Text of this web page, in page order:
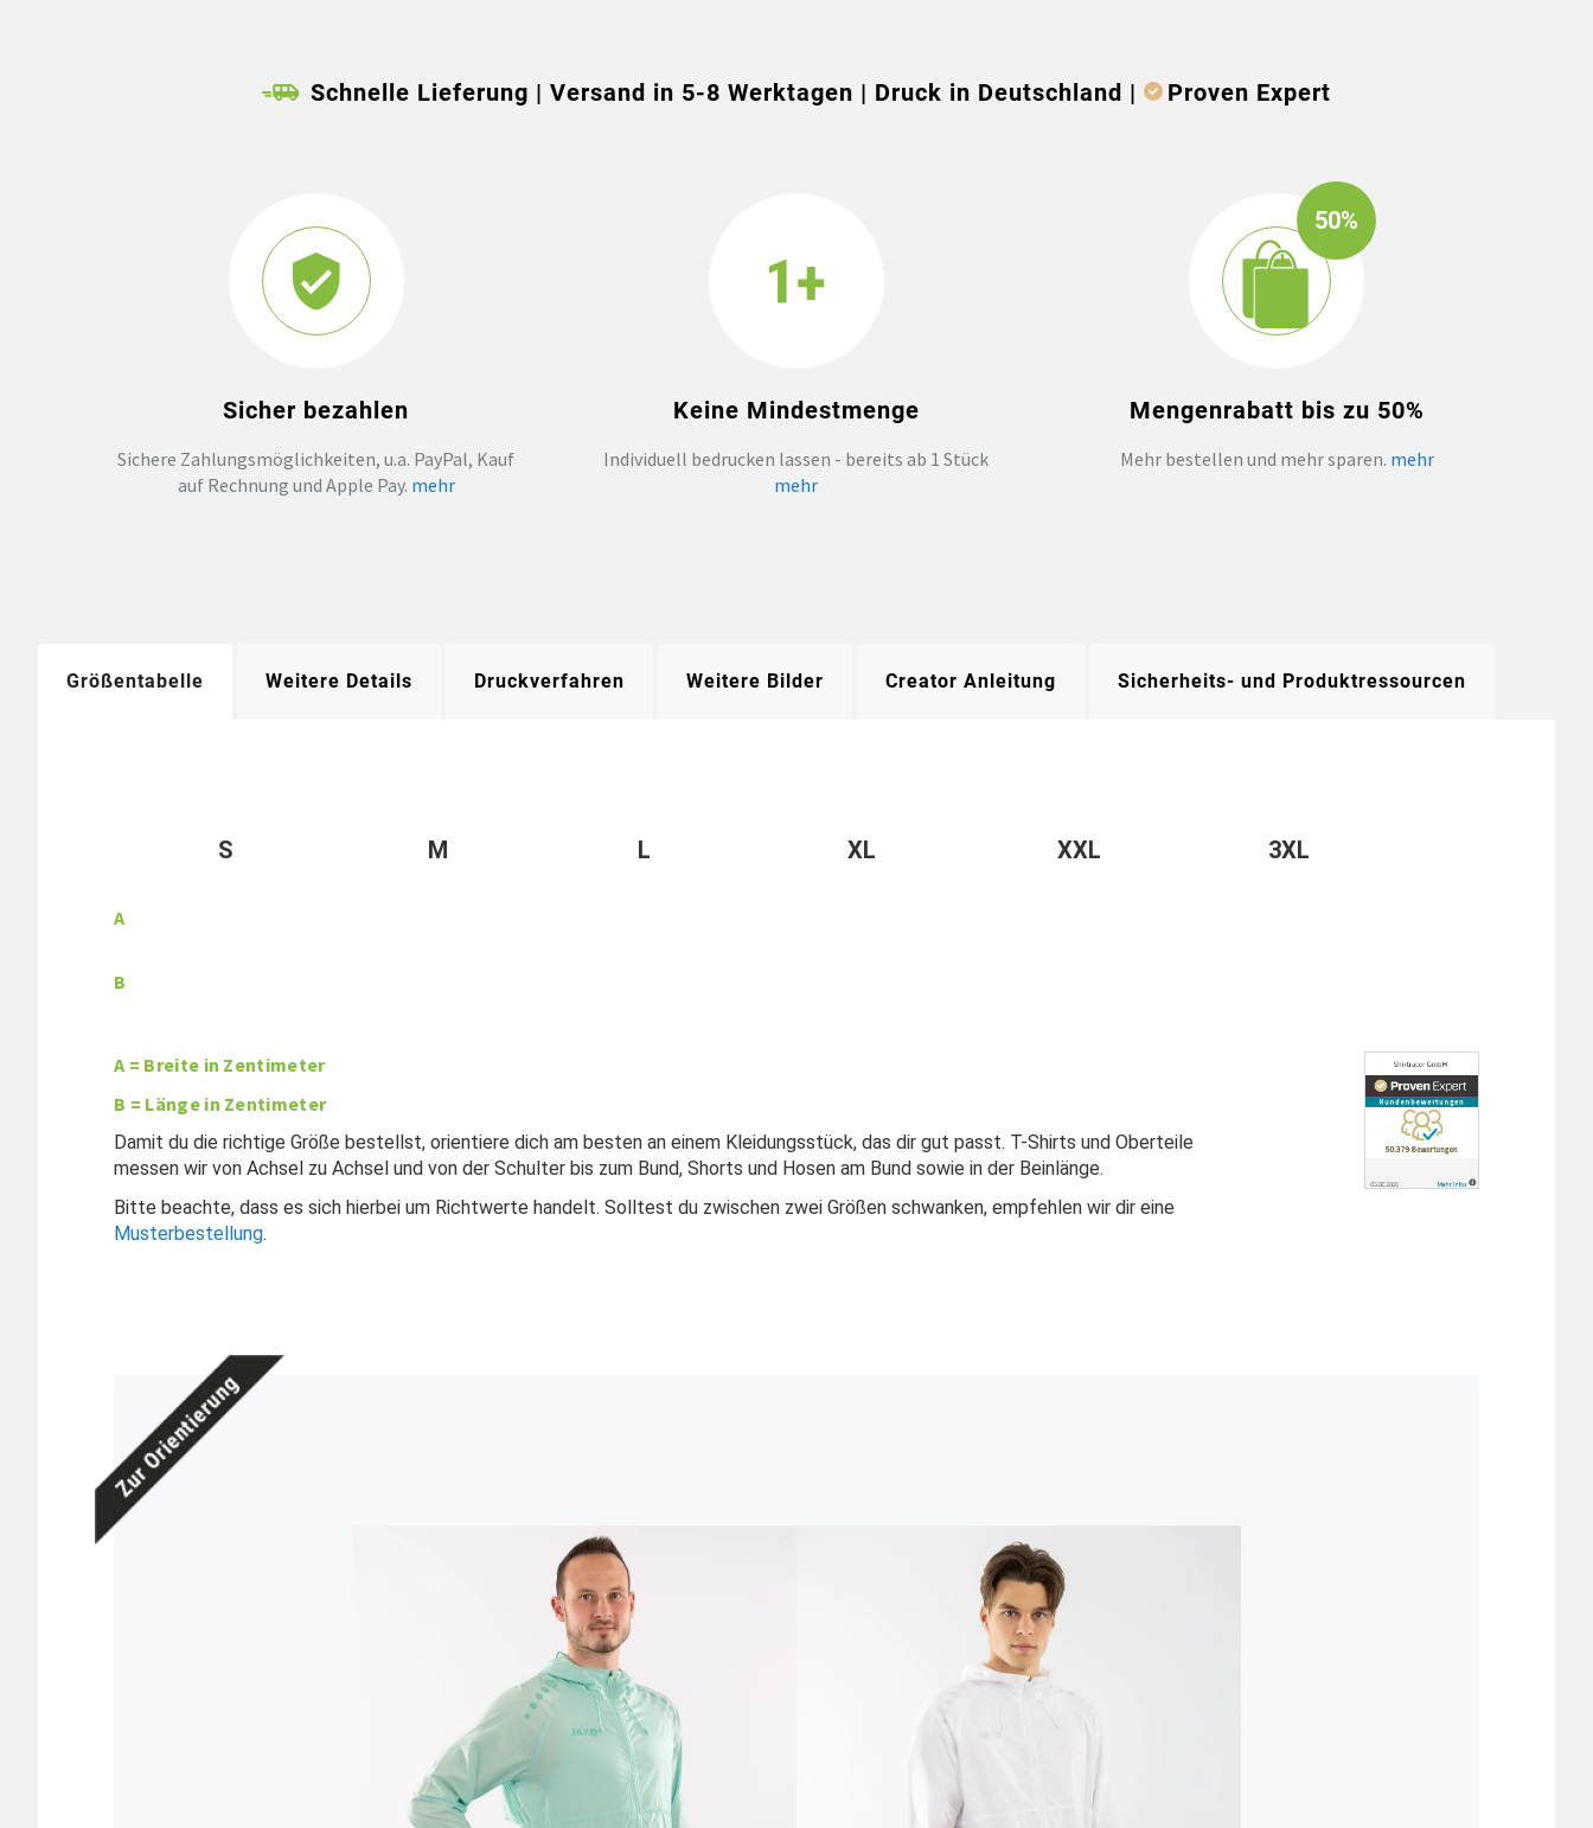
Schnelle Lieferung | Versand in 5-8 Werktagen | Druck in Deutschland | Proven Expert
Sicher bezahlen
Sichere Zahlungsmöglichkeiten, u.a. PayPal, Kauf
auf Rechnung und Apple Pay. mehr
Keine Mindestmenge
Individuell bedrucken lassen - bereits ab 1 Stück
mehr
50%
Mengenrabatt bis zu 50%
Mehr bestellen und mehr sparen. mehr
Größentabelle Weitere Details Druckverfahren Weitere Bilder Creator Anleitung Sicherheits- und Produktressourcen
S M L XL XXL 3XL
A
B
A = Breite in Zentimeter
B = Länge in Zentimeter
Damit du die richtige Größe bestellst, orientiere dich am besten an einem Kleidungsstück, das dir gut passt. T-Shirts und Oberteile
messen wir von Achsel zu Achsel und von der Schulter bis zum Bund, Shorts und Hosen am Bund sowie in der Beinlänge.
Bitte beachte, dass es sich hierbei um Richtwerte handelt. Solltest du zwischen zwei Größen schwanken, empfehlen wir dir eine
Musterbestellung.